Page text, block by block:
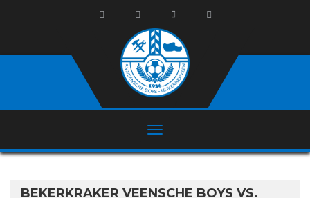
BEKERKRAKER VEENSCHE BOYS VS.